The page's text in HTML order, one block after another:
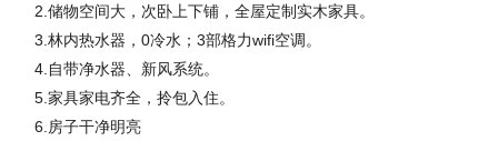
2.储物空间大，次卧上下铺，全屋定制实木家具。
3.林内热水器，0冷水；3部格力wifi空调。
4.自带净水器、新风系统。
5.家具家电齐全，拎包入住。
6.房子干净明亮